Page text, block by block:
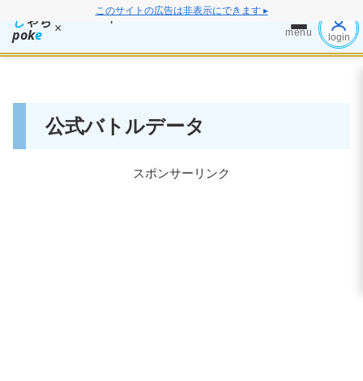
このサイトの広告は非表示にできます ▸
しゃち
poke × menu login
公式バトルデータ
スポンサーリンク